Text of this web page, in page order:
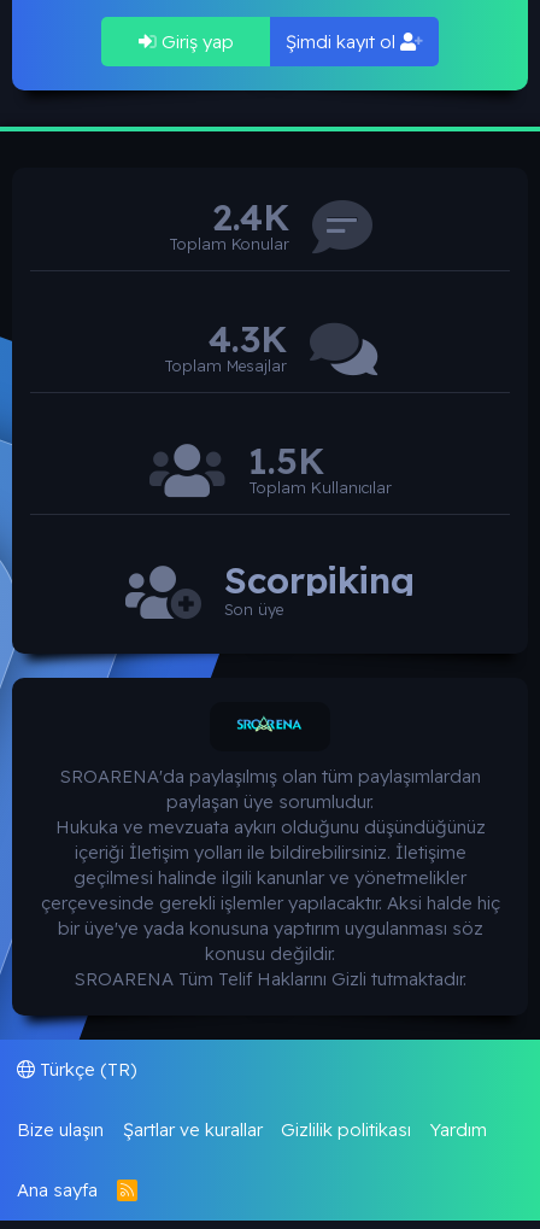
Giriş yap Şimdi kayıt ol
2.4K
Toplam Konular
4.3K
Toplam Mesajlar
1.5K
Toplam Kullanıcılar
Scorpiking
Son üye
SROARENA'da paylaşılmış olan tüm paylaşımlardan
paylaşan üye sorumludur.
Hukuka ve mevzuata aykırı olduğunu düşündüğünüz
içeriği İletişim yolları ile bildirebilirsiniz. İletişime
geçilmesi halinde ilgili kanunlar ve yönetmelikler
çerçevesinde gerekli işlemler yapılacaktır. Aksi halde hiç
bir üye'ye yada konusuna yaptırım uygulanması söz
konusu değildir.
SROARENA Tüm Telif Haklarını Gizli tutmaktadır.
Türkçe (TR)
Bize ulaşın Şartlar ve kurallar Gizlilik politikası Yardım
Ana sayfa
R